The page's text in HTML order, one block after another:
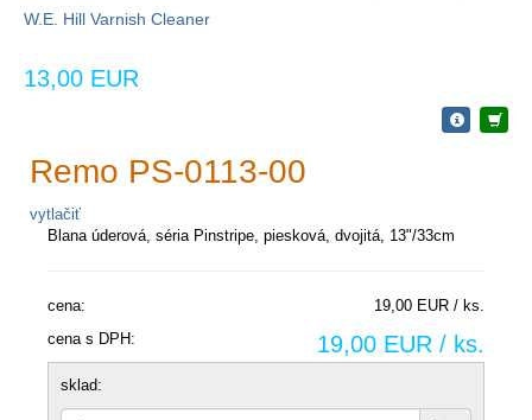
W.E. Hill Varnish Cleaner
13,00 EUR
Remo PS-0113-00
vytlačiť
Blana úderová, séria Pinstripe, piesková, dvojitá, 13"/33cm
cena:
19,00 EUR / ks.
cena s DPH:
19,00 EUR / ks.
sklad: